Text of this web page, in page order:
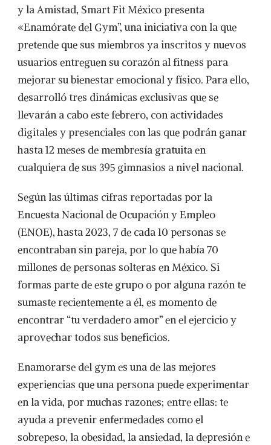
y la Amistad, Smart Fit México presenta
«Enamórate del Gym”, una iniciativa con la que
pretende que sus miembros ya inscritos y nuevos
usuarios entreguen su corazón al fitness para
mejorar su bienestar emocional y físico. Para ello,
desarrolló tres dinámicas exclusivas que se
llevarán a cabo este febrero, con actividades
digitales y presenciales con las que podrán ganar
hasta 12 meses de membresía gratuita en
cualquiera de sus 395 gimnasios a nivel nacional.
Según las últimas cifras reportadas por la
Encuesta Nacional de Ocupación y Empleo
(ENOE), hasta 2023, 7 de cada 10 personas se
encontraban sin pareja, por lo que había 70
millones de personas solteras en México. Si
formas parte de este grupo o por alguna razón te
sumaste recientemente a él, es momento de
encontrar “tu verdadero amor” en el ejercicio y
aprovechar todos sus beneficios.
Enamorarse del gym es una de las mejores
experiencias que una persona puede experimentar
en la vida, por muchas razones; entre ellas: te
ayuda a prevenir enfermedades como el
sobrepeso, la obesidad, la ansiedad, la depresión e